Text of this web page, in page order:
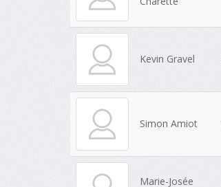
Kevin Gravel
Simon Amiot
Marie-Josée